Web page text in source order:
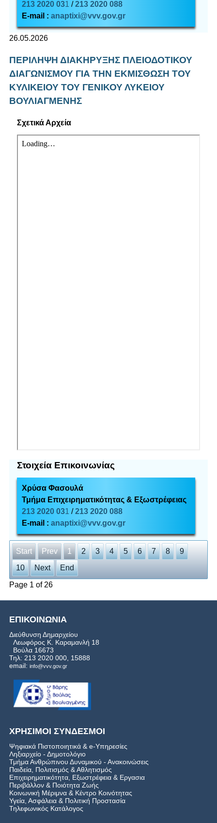
213 2020 031 /213 2020 088
E-mail : anaptixi@vvv.gov.gr
26.05.2026
ΠΕΡΙΛΗΨΗ ΔΙΑΚΗΡΥΞΗΣ ΠΛΕΙΟΔΟΤΙΚΟΥ
ΔΙΑΓΩΝΙΣΜΟΥ ΓΙΑ ΤΗΝ ΕΚΜΙΣΘΩΣΗ ΤΟΥ
ΚΥΛΙΚΕΙΟΥ ΤΟΥ ΓΕΝΙΚΟΥ ΛΥΚΕΙΟΥ
ΒΟΥΛΙΑΓΜΕΝΗΣ
Σχετικά Αρχεία
Στοιχεία Επικοινωνίας
Χρύσα Φασουλά
Τμήμα Επιχειρηματικότητας & Εξωστρέφειας
213 2020 031 /213 2020 088
E-mail : anaptixi@vvv.gov.gr
Start Prev 1 2 3 4 5 6 7 8
9
10
Next End
Page 1 of 26
ΕΠΙΚΟΙΝΩΝΙΑ
Διεύθυνση Δημαρχείου
Λεωφόρος Κ. Καραμανλή 18
Βούλα 16673
Τηλ: 213 2020 000, 15888
email: info@vvv.gov.gr
ΧΡΗΣΙΜΟΙ ΣΥΝΔΕΣΜΟΙ
Ψηφιακά Πιστοποιητικά & e-Υπηρεσίες
Ληξιαρχείο - Δημοτολόγιο
Τμήμα Ανθρώπινου Δυναμικού - Ανακοινώσεις
Παιδεία, Πολιτισμός & Αθλητισμός
Επιχειρηματικότητα, Εξωστρέφεια & Εργασια
Περιβάλλον & Ποιότητα Ζωής
Kοινωνική Μέριμνα & Κέντρο Κοινότητας
Υγεία, Ασφάλεια & Πολιτική Προστασία
Τηλεφωνικός Κατάλογος